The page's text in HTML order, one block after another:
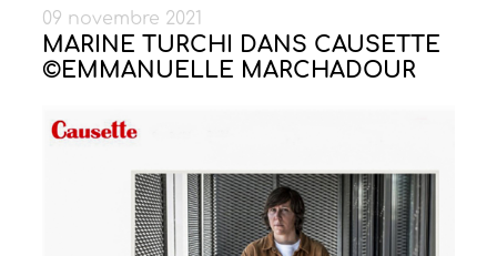
09 novembre 2021
MARINE TURCHI DANS CAUSETTE
©EMMANUELLE MARCHADOUR